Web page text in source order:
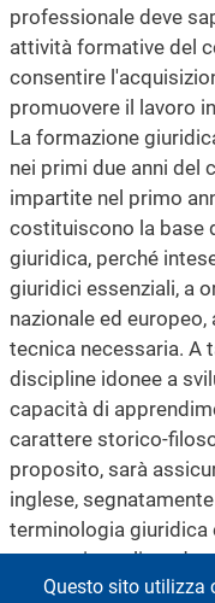
professionale deve
attività formative del
consentire
promuovere il lavoro
La formazione
nei primi due anni del
impartite nel primo
costituiscono la base
giuridica, perché
giuridici essenziali, a
nazionale ed
tecnica necessaria. A
discipline idonee a
capacità di
carattere storico-
proposito, sarà
inglese,
terminologia giuridica
consentire agli
abilità
Questo sito utilizza